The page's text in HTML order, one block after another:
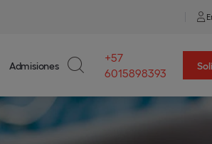
Admisiones
+57
6015898393